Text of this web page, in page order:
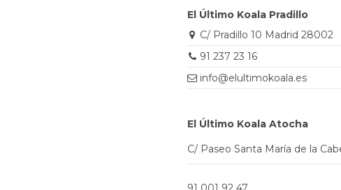
El Último Koala Pradillo
C/ Pradillo 10 Madrid 28002
91 237 23 16
info@elultimokoala.es
El Último Koala Atocha
C/ Paseo Santa María de la